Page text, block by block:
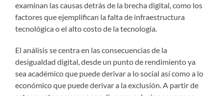
examinan las causas detrás de la brecha digital, como los
factores que ejemplifican la falta de infraestructura
tecnológica o el alto costo de la tecnología.
El análisis se centra en las consecuencias de la
desigualdad digital, desde un punto de rendimiento ya
sea académico que puede derivar a lo social así como a lo
económico que puede derivar a la exclusión. A partir de